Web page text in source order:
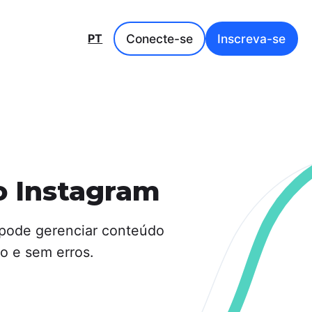
PT Conecte-se Inscreva-se
Instagram
gerenciar conteúdo
e sem erros.